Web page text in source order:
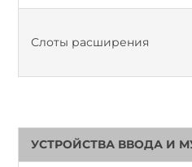
Слоты расширения
УСТРОЙСТВА ВВОДА И